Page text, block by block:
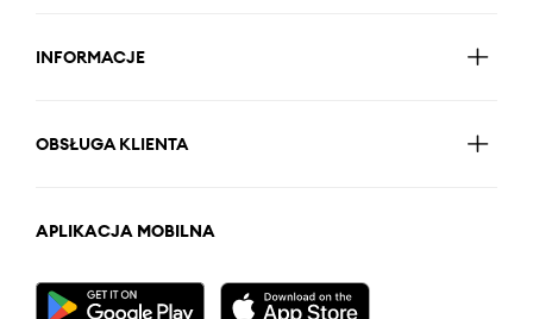
INFORMACJE
OBSŁUGA KLIENTA
APLIKACJA MOBILNA